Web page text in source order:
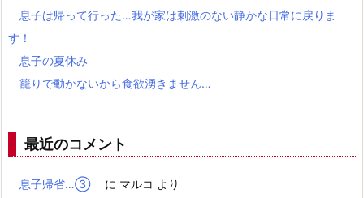
息子は帰って行った…我が家は刺激のない静かな日常に戻りま
す！
息子の夏休み
籠りで動かないから食欲湧きません…
最近のコメント
息子帰省…③ に マルコ より